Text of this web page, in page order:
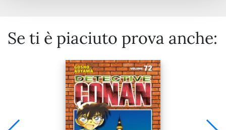
Se ti è piaciuto prova anche: